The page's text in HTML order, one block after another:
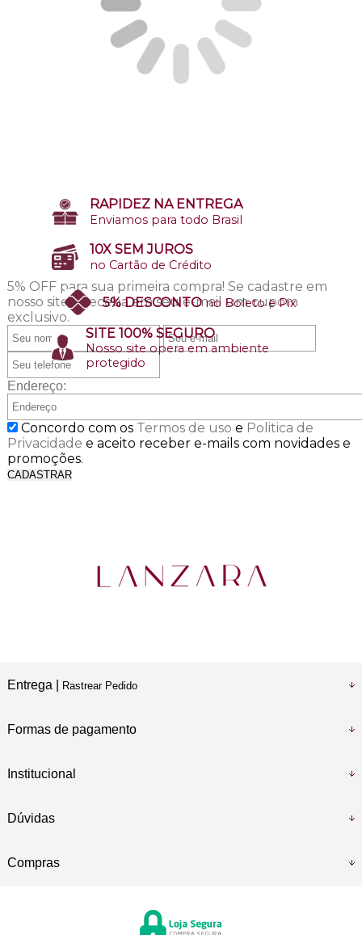
RAPIDEZ NA ENTREGA
Enviamos para todo Brasil
10X SEM JUROS
no Cartão de Crédito
5% DESCONTO no Boleto e Pix
SITE 100% SEGURO
Nosso site opera em ambiente
protegido
5% OFF para sua primeira compra! Se cadastre em
nosso site e receba em seu e-mail um cupom
exclusivo.
Endereço:
Concordo com os Termos de uso e Politica de
Privacidade e aceito receber e-mails com novidades e
promoções.
CADASTRAR
Entrega | Rastrear Pedido
Formas de pagamento
Institucional
Dúvidas
Compras